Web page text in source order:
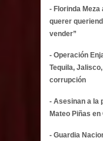
- Florinda
querer
vender”
- Operación
Tequila,
corrupción
- Asesinan a la
Mateo Piñas en
- Guardia